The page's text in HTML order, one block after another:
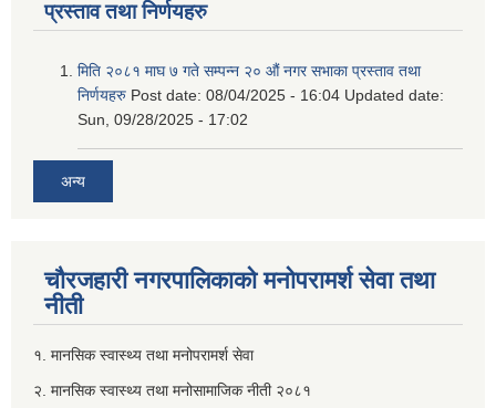
प्रस्ताव तथा निर्णयहरु
मिति २०८१ माघ ७ गते सम्पन्न २० औं नगर सभाका प्रस्ताव तथा
निर्णयहरु Post date: 08/04/2025 - 16:04 Updated date:
Sun, 09/28/2025 - 17:02
अन्य
चौरजहारी नगरपालिकाको मनोपरामर्श सेवा तथा
नीती
१. मानसिक स्वास्थ्य तथा मनोपरामर्श सेवा
२. मानसिक स्वास्थ्य तथा मनोसामाजिक नीती २०८१